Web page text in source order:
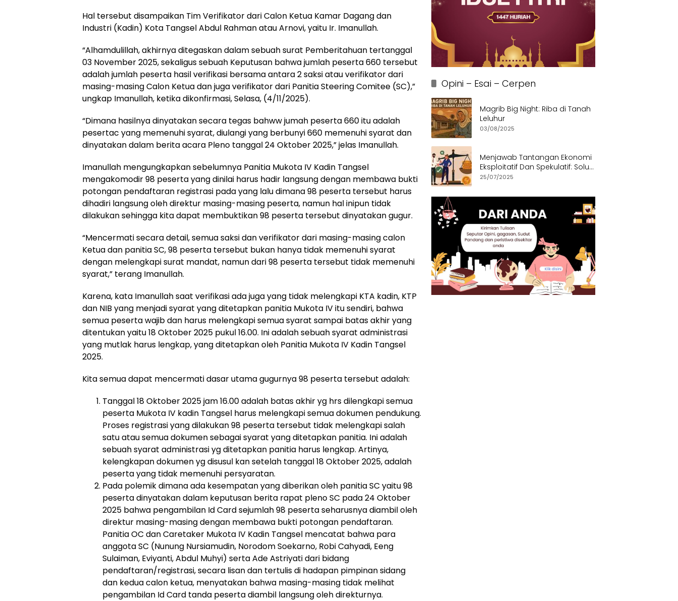
Hal tersebut disampaikan Tim Verifikator dari Calon Ketua Kamar Dagang dan
Industri (Kadin) Kota Tangsel Abdul Rahman atau Arnovi, yaitu Ir. Imanullah.
“Alhamdulillah, akhirnya ditegaskan dalam sebuah surat Pemberitahuan tertanggal
03 November 2025, sekaligus sebuah Keputusan bahwa jumlah peserta 660 tersebut
adalah jumlah peserta hasil verifikasi bersama antara 2 saksi atau verifikator dari
masing-masing Calon Ketua dan juga verifikator dari Panitia Steering Comitee (SC),”
ungkap Imanullah, ketika dikonfirmasi, Selasa, (4/11/2025).
“Dimana hasilnya dinyatakan secara tegas bahww jumah peserta 660 itu adalah
pesertac yang memenuhi syarat, diulangi yang berbunyi 660 memenuhi syarat dan
dinyatakan dalam berita acara Pleno tanggal 24 Oktober 2025,” jelas Imanullah.
Imanullah mengungkapkan sebelumnya Panitia Mukota IV Kadin Tangsel
mengakomodir 98 peserta yang dinilai harus hadir langsung dengan membawa bukti
potongan pendaftaran registrasi pada yang lalu dimana 98 peserta tersebut harus
dihadiri langsung oleh direktur masing-masing peserta, namun hal inipun tidak
dilakukan sehingga kita dapat membuktikan 98 peserta tersebut dinyatakan gugur.
“Mencermati secara detail, semua saksi dan verifikator dari masing-masing calon
Ketua dan panitia SC, 98 peserta tersebut bukan hanya tidak memenuhi syarat
dengan melengkapi surat mandat, namun dari 98 peserta tersebut tidak memenuhi
syarat,” terang Imanullah.
Karena, kata Imanullah saat verifikasi ada juga yang tidak melengkapi KTA kadin, KTP
dan NIB yang menjadi syarat yang ditetapkan panitia Mukota IV itu sendiri, bahwa
semua peserta wajib dan harus melengkapi semua syarat sampai batas akhir yang
ditentukan yaitu 18 Oktober 2025 pukul 16.00. Ini adalah sebuah syarat administrasi
yang mutlak harus lengkap, yang ditetapkan oleh Panitia Mukota IV Kadin Tangsel
2025.
Kita semua dapat mencermati dasar utama gugurnya 98 peserta tersebut adalah:
Tanggal 18 Oktober 2025 jam 16.00 adalah batas akhir yg hrs dilengkapi semua
peserta Mukota IV kadin Tangsel harus melengkapi semua dokumen pendukung.
Proses registrasi yang dilakukan 98 peserta tersebut tidak melengkapi salah
satu atau semua dokumen sebagai syarat yang ditetapkan panitia. Ini adalah
sebuah syarat administrasi yg ditetapkan panitia harus lengkap. Artinya,
kelengkapan dokumen yg disusul kan setelah tanggal 18 Oktober 2025, adalah
peserta yang tidak memenuhi persyaratan.
Pada polemik dimana ada kesempatan yang diberikan oleh panitia SC yaitu 98
peserta dinyatakan dalam keputusan berita rapat pleno SC pada 24 Oktober
2025 bahwa pengambilan Id Card sejumlah 98 peserta seharusnya diambil oleh
direktur masing-masing dengan membawa bukti potongan pendaftaran.
Panitia OC dan Caretaker Mukota IV Kadin Tangsel mencatat bahwa para
anggota SC (Nunung Nursiamudin, Norodom Soekarno, Robi Cahyadi, Eeng
Sulaiman, Eviyanti, Abdul Muhyi) serta Ade Astriyati dari bidang
pendaftaran/registrasi, secara lisan dan tertulis di hadapan pimpinan sidang
dan kedua calon ketua, menyatakan bahwa masing-masing tidak melihat
pengambilan Id Card tanda peserta diambil langsung oleh direkturnya.
Opini – Esai – Cerpen
Magrib Big Night: Riba di Tanah
Leluhur
03/08/2025
Menjawab Tantangan Ekonomi
Eksploitatif Dan Spekulatif: Solusi
Etis dan Berkeadilan
25/07/2025